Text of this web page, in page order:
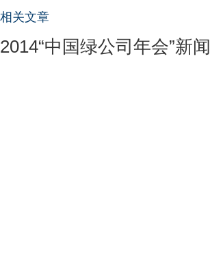
相关文章
2014“中国绿公司年会”新